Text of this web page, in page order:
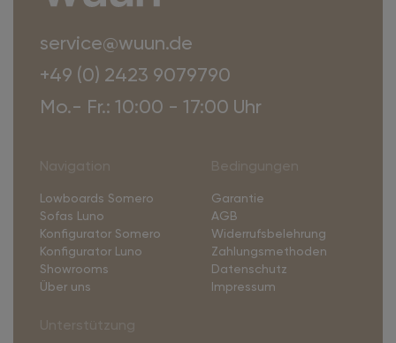
service@wuun.de
+49 (0) 2423 9079790
Mo.- Fr.: 10:00 - 17:00 Uhr
Lowboards Somero
Sofas Luno
Konfigurator Somero
Konfigurator Luno
Showrooms
Über uns
Garantie
AGB
Widerrufsbelehrung
Zahlungsmethoden
Datenschutz
Impressum